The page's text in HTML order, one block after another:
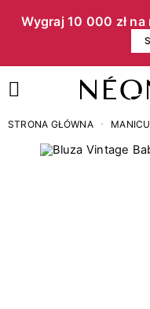
Wygraj 10 000 zł
STRONA GŁÓWNA